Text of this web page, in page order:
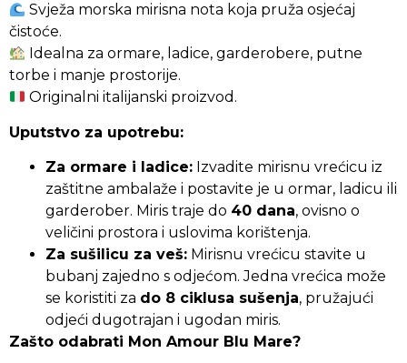
Svježa morska mirisna nota koja pruža osjećaj
čistoće.
Idealna za ormare, ladice, garderobere, putne
torbe i manje prostorije.
Originalni italijanski proizvod.
Uputstvo za upotrebu:
Za ormare i ladice: Izvadite mirisnu vrećicu iz
zaštitne ambalaže i postavite je u ormar, ladicu ili
garderober. Miris traje do 40 dana, ovisno o
veličini prostora i uslovima korištenja.
Za sušilicu za veš: Mirisnu vrećicu stavite u
bubanj zajedno s odjećom. Jedna vrećica može
se koristiti za do 8 ciklusa sušenja, pružajući
odjeći dugotrajan i ugodan miris.
Zašto odabrati Mon Amour Blu Mare?